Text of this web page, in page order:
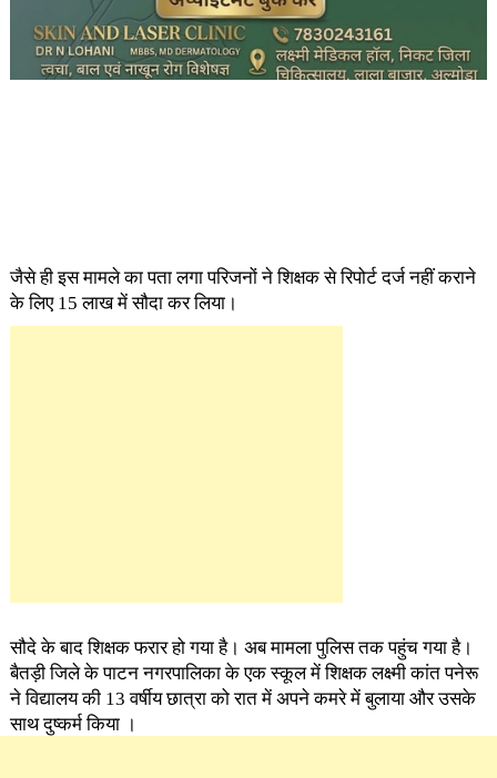
जैसे ही इस मामले का पता लगा परिजनों ने शिक्षक से रिपोर्ट दर्ज नहीं कराने
के लिए 15 लाख में सौदा कर लिया।
सौदे के बाद शिक्षक फरार हो गया है। अब मामला पुलिस तक पहुंच गया है।
बैतड़ी जिले के पाटन नगरपालिका के एक स्कूल में शिक्षक लक्ष्मी कांत पनेरू
ने विद्यालय की 13 वर्षीय छात्रा को रात में अपने कमरे में बुलाया और उसके
साथ दुष्कर्म किया ।